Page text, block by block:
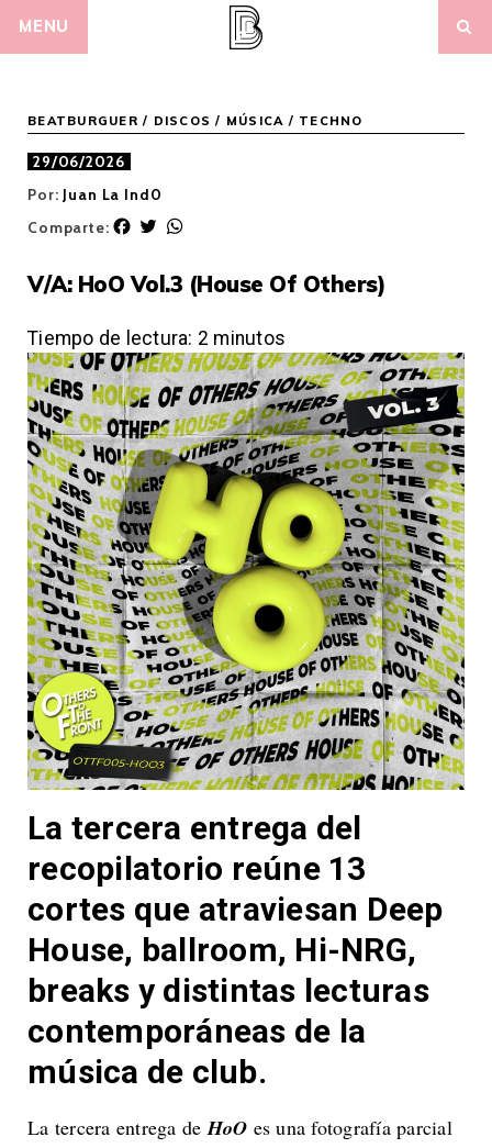
MENU
BEATBURGUER / DISCOS / MÚSICA / TECHNO
29/06/2026
Por: Juan La Ind0
Comparte:
F
e
o
o
k
T
t
e
r
t
A
p
p
V/A: HoO Vol.3 (House Of Others)
Tiempo de lectura: 2 minutos
La tercera entrega del
recopilatorio reúne 13
cortes que atraviesan Deep
House, ballroom, Hi-NRG,
breaks y distintas lecturas
contemporáneas de la
música de club.
La tercera entrega deHoO es una fotografía parcial